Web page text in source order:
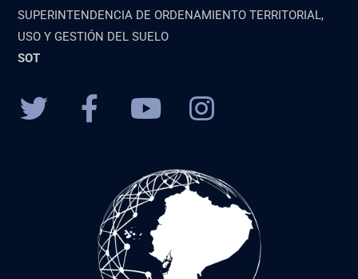
SUPERINTENDENCIA DE ORDENAMIENTO TERRITORIAL,
USO Y GESTIÓN DEL SUELO
SOT